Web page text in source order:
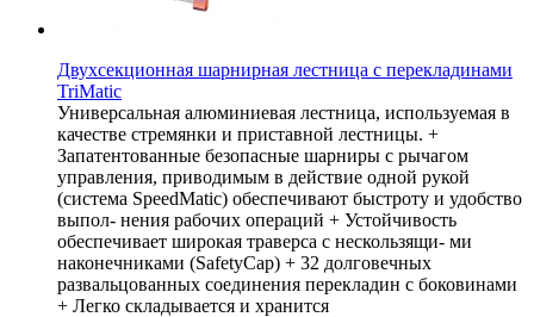
Двухсекционная шарнирная лестница с перекладинами
TriMatic
Универсальная алюминиевая лестница, используемая в
качестве стремянки и приставной лестницы. +
Запатентованные безопасные шарниры с рычагом
управления, приводимым в действие одной рукой
(система SpeedMatic) обеспечивают быстроту и удобство
выпол- нения рабочих операций + Устойчивость
обеспечивает широкая траверса с нескользящи- ми
наконечниками (SafetyCap) + 32 долговечных
развальцованных соединения перекладин с боковинами
+ Легко складывается и хранится